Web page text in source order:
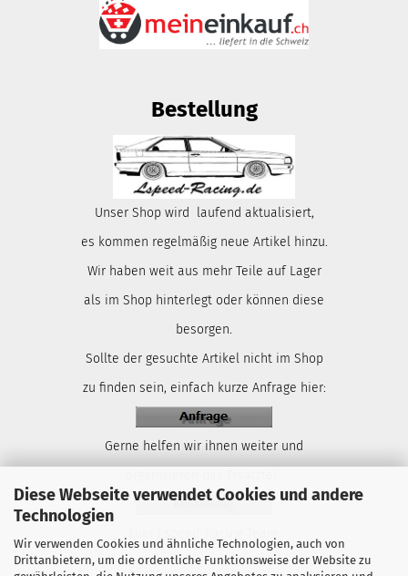
Diese Webseite verwendet Cookies und andere
Technologien
Wir verwenden Cookies und ähnliche Technologien, auch von
Drittanbietern, um die ordentliche Funktionsweise der Website zu
Bestellung
Unser Shop wird laufend aktualisiert,
es kommen regelmäßig neue Artikel hinzu.
Wir haben weit aus mehr Teile auf Lager
als im Shop hinterlegt oder können diese
besorgen.
Sollte der gesuchte Artikel nicht im Shop
zu finden sein, einfach kurze Anfrage hier:
Gerne helfen wir ihnen weiter und